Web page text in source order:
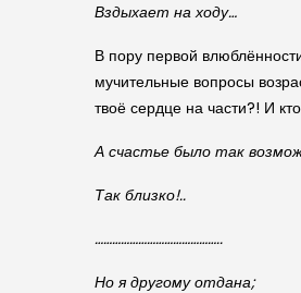
Вздыхает на ходу…
В пору первой
мучительные вопросы
твоё сердце на части?! И
А счастье было так
Так близко!..
……………………………………..
Но я другому отдана;